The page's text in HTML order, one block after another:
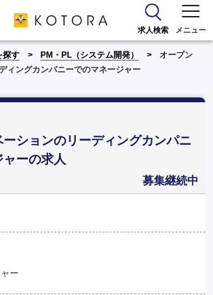
求人検索 メニュー
探す PM・PL（システム開発）
オープン
ィングカンパニーでのマネージャー
ションのリーディングカンパニ
ーの求人
募集継続中
ー